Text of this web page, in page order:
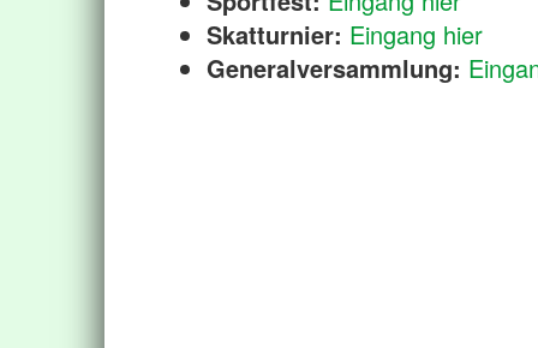
Skatturnier: Eingang hier
Generalversammlung: